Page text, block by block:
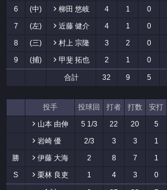
6
(中) 柳田 悠岐 4 1 0
7
(左) 近藤 健介 4 1 0
8
(三) 村上 宗隆 3 2 0
9
(捕) 甲斐 拓也 2 1 0
合計 32 9 5
投手 投球回 打者 打数 安打
山本 由伸
5 1/3 22 20 5
岩崎 優
2/3 3 3 1
勝
伊藤 大海 2 8 7 1
S
栗林 良吏 1 4 3 0